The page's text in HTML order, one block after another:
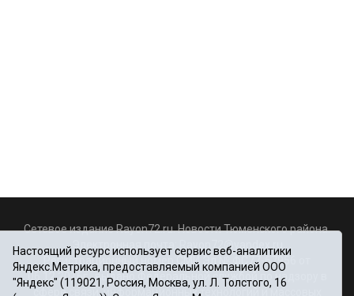
Сетевое издание Rayon72.ru. Новости Тюменского района.
Rayon72@yandex.ru
Регистрационный номер СМИ Эл № ФС77-67956 от
06.12.2016г., выдано Федеральной службой по надзору в
сфере связи, информационных технологий и массовых
Настоящий ресурс использует сервис веб-аналитики
Яндекс.Метрика, предоставляемый компанией ООО
"Яндекс" (119021, Россия, Москва, ул. Л. Толстого, 16